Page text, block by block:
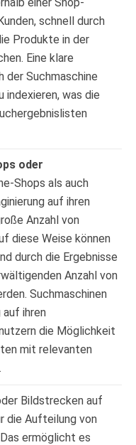
schnell durch
Produkte in der
Eine klare
der Suchmaschine
indexieren, was die
oder
Shops als auch
auf ihren
Anzahl von
diese Weise können
durch die Ergebnisse
Anzahl von
Suchmaschinen
auf ihren
die Möglichkeit
mit relevanten
Bildstrecken auf
die Aufteilung von
ermöglicht es